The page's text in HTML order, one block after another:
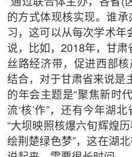
“通过联合体主办，各省(
的方式体现核实现。谁
习，这可以从每次学术年
说，比如，2018年，甘肃
丝路经济带，促进西部核
结合，对于甘肃省来说是
的年会主题是“聚焦新时
流‘核’作”，还有今年湖
“大坝映照核爆六旬辉煌
绘荆楚绿色梦”，这在湖